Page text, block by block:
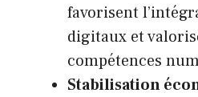
favorisent
digitaux et
compétences
Stabilisation